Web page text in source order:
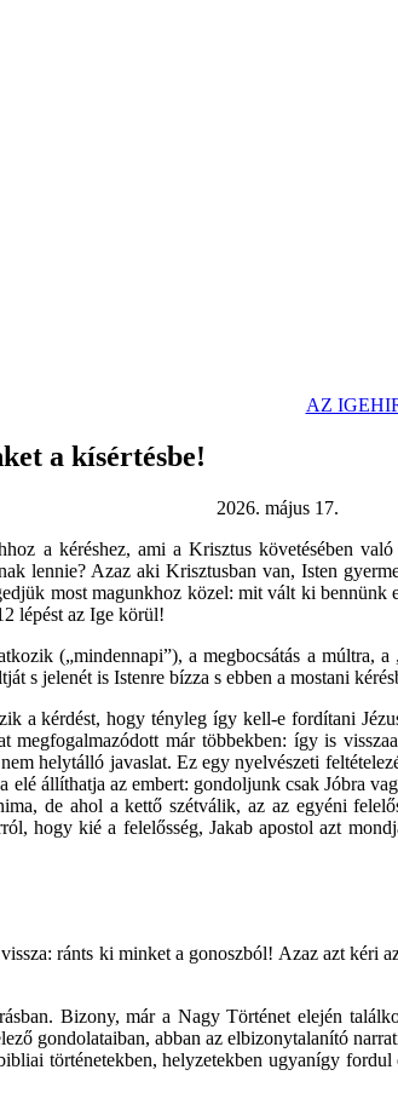
AZ
a kísértésbe!
17.
a kéréshez, ami a Krisztus követésében
lennie? Azaz aki Krisztusban van, Isten
most magunkhoz közel: mit vált ki
lépést az Ige körül!
(„mindennapi”), a megbocsátás a múltra,
s jelenét is Istenre bízza s ebben a mostani
a kérdést, hogy tényleg így kell-e fordítani
már többekben: így is
helytálló javaslat. Ez egy nyelvészeti
állíthatja az embert: gondoljunk csak Jóbra
de ahol a kettő szétválik, az az egyéni
hogy kié a felelősség, Jakab apostol azt
ránts ki minket a gonoszból! Azaz azt kéri
Bizony, már a Nagy Történet elején
gondolataiban, abban az elbizonytalanító
történetekben, helyzetekben ugyanígy